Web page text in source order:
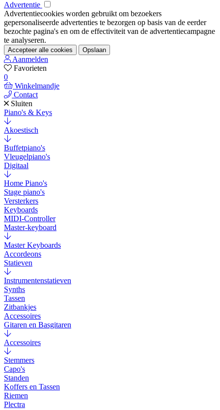
Advertentie
Advertentiecookies worden gebruikt om bezoekers
gepersonaliseerde advertenties te bezorgen op basis van de eerder
bezochte pagina's en om de effectiviteit van de advertentiecampagne
te analyseren.
Accepteer alle cookies Opslaan
Aanmelden
Favorieten
0
Winkelmandje
Contact
Sluiten
Piano's & Keys
Akoestisch
Buffetpiano's
Vleugelpiano's
Digitaal
Home Piano's
Stage piano's
Versterkers
Keyboards
MIDI-Controller
Master-keyboard
Master Keyboards
Accordeons
Statieven
Instrumentenstatieven
Synths
Tassen
Zitbankjes
Accessoires
Gitaren en Basgitaren
Accessoires
Stemmers
Capo's
Standen
Koffers en Tassen
Riemen
Plectra